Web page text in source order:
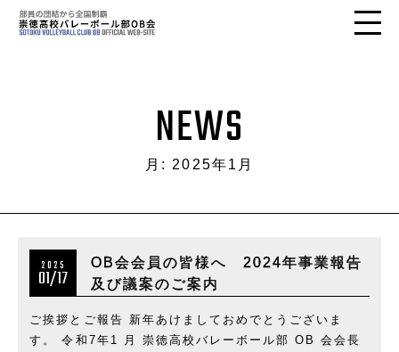
NEWS
月: 2025年1月
2025
01/17
OB会会員の皆様へ 2024年事業報告
及び議案のご案内
ご挨拶とご報告 新年あけましておめでとうございま
す。 令和7年1 月 崇徳高校バレーボール部 OB 会会長